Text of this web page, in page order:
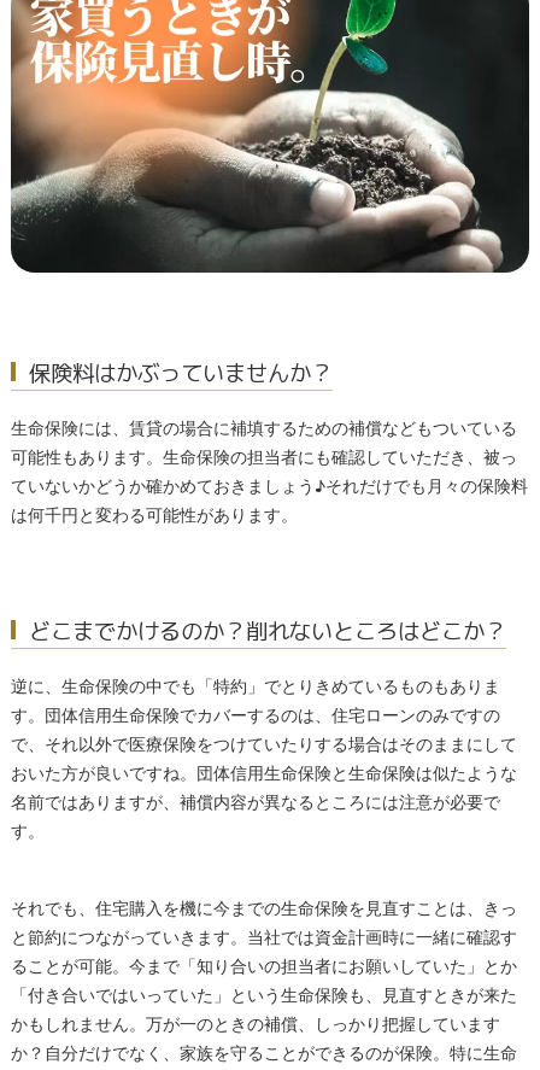
保険料はかぶっていませんか？
生命保険には、賃貸の場合に補填するための補償などもついている
可能性もあります。生命保険の担当者にも確認していただき、被っ
ていないかどうか確かめておきましょう♪それだけでも月々の保険料
は何千円と変わる可能性があります。
どこまでかけるのか？削れないところはどこか？
逆に、生命保険の中でも「特約」でとりきめているものもありま
す。団体信用生命保険でカバーするのは、住宅ローンのみですの
で、それ以外で医療保険をつけていたりする場合はそのままにして
おいた方が良いですね。団体信用生命保険と生命保険は似たような
名前ではありますが、補償内容が異なるところには注意が必要で
す。
それでも、住宅購入を機に今までの生命保険を見直すことは、きっ
と節約につながっていきます。当社では資金計画時に一緒に確認す
ることが可能。今まで「知り合いの担当者にお願いしていた」とか
「付き合いではいっていた」という生命保険も、見直すときが来た
かもしれません。万が一のときの補償、しっかり把握しています
か？自分だけでなく、家族を守ることができるのが保険。特に生命